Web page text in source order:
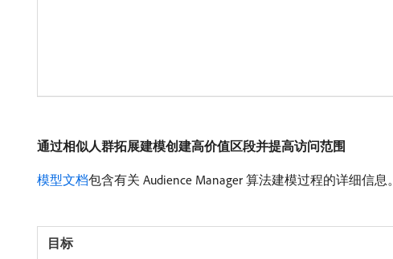
通过相似人群拓展建模创建高价值区段并提高访问范围
模型文档包含有关 Audience Manager 算法建模过程的详细信息。